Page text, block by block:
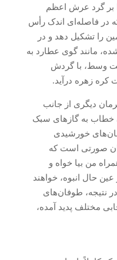
بر گرد عرش اعظم
در فاصله‌ای اندک رأس
را تشکیل دهد و در
مانند گوی عطارد به
وسط، با گردش
کره زهره درآید.
دیگری از جانب
خطاب به گازهای سبک
خورشیدی
صورتی است که
من بیا خواه و
عین حال انبوه، خواهند
نتیجه، طوفان‌های
مختلف پدید آمده،